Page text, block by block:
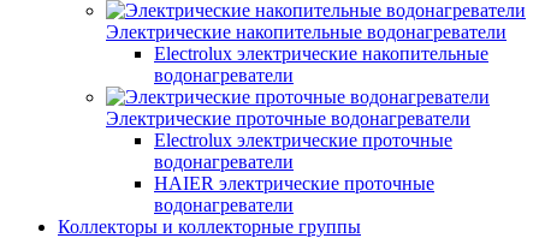
Электрические накопительные водонагреватели
Electrolux электрические накопительные
водонагреватели
Электрические проточные водонагреватели
Electrolux электрические проточные
водонагреватели
HAIER электрические проточные
водонагреватели
Коллекторы и коллекторные группы